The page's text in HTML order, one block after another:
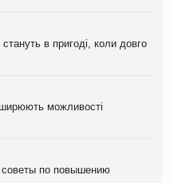
в пригоді, коли довго
можливості
по повышению